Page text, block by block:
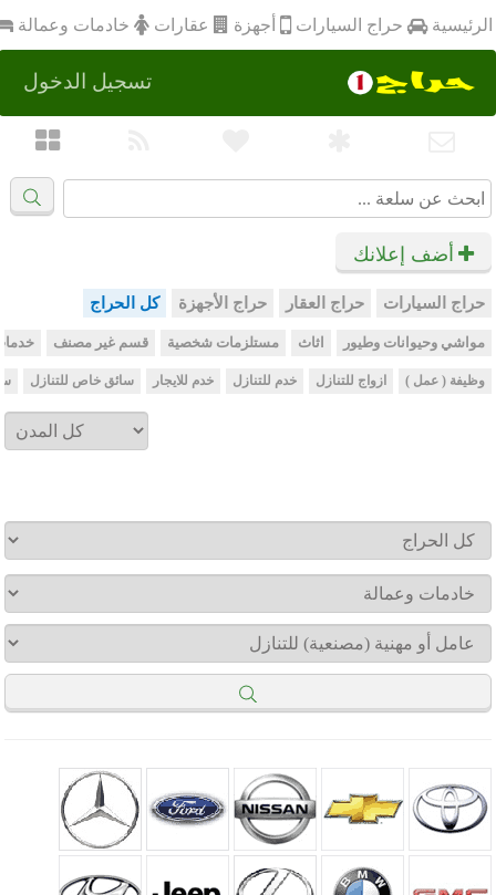
الرئيسية حراج السيارات أجهزة عقارات خادمات وعمالة
تسجيل الدخول
أضف إعلانك
حراج السيارات حراج العقار حراج الأجهزة كل الحراج
مواشي وحيوانات وطيور اثاث مستلزمات شخصية قسم غير مصنف
وظيفة ( عمل ) ازواج للتنازل خدم للتنازل خدم للايجار سائق خاص للتنازل